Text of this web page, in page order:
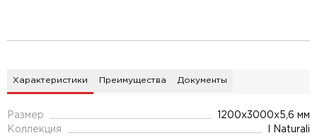
Характеристики Преимущества Документы
Размер
1200x3000x5,6 мм
Коллекция
I Naturali